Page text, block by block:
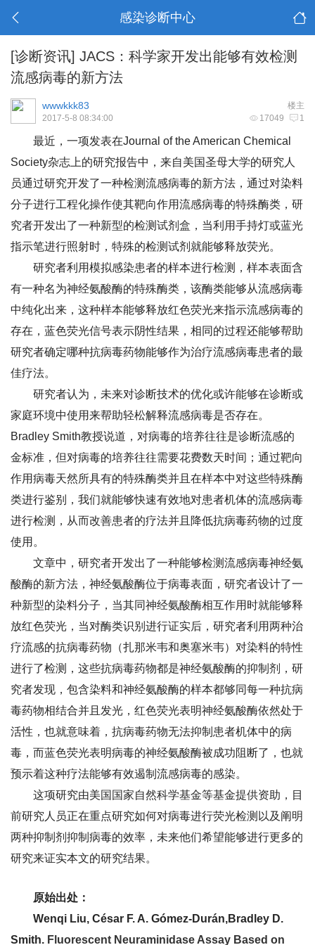
感染诊断中心
[诊断资讯] JACS：科学家开发出能够有效检测
流感病毒的新方法
楼主
wwwkkk83
17049 1
2017-5-8 08:34:00
最近，一项发表在Journal of the American Chemical
Society杂志上的研究报告中，来自美国圣母大学的研究人
员通过研究开发了一种检测流感病毒的新方法，通过对染料
分子进行工程化操作使其靶向作用流感病毒的特殊酶类，研
究者开发出了一种新型的检测试剂盒，当利用手持灯或蓝光
指示笔进行照射时，特殊的检测试剂就能够释放荧光。
研究者利用模拟感染患者的样本进行检测，样本表面含
有一种名为神经氨酸酶的特殊酶类，该酶类能够从流感病毒
中纯化出来，这种样本能够释放红色荧光来指示流感病毒的
存在，蓝色荧光信号表示阴性结果，相同的过程还能够帮助
研究者确定哪种抗病毒药物能够作为治疗流感病毒患者的最
佳疗法。
研究者认为，未来对诊断技术的优化或许能够在诊断或
家庭环境中使用来帮助轻松解释流感病毒是否存在。
Bradley Smith教授说道，对病毒的培养往往是诊断流感的
金标准，但对病毒的培养往往需要花费数天时间；通过靶向
作用病毒天然所具有的特殊酶类并且在样本中对这些特殊酶
类进行鉴别，我们就能够快速有效地对患者机体的流感病毒
进行检测，从而改善患者的疗法并且降低抗病毒药物的过度
使用。
文章中，研究者开发出了一种能够检测流感病毒神经氨
酸酶的新方法，神经氨酸酶位于病毒表面，研究者设计了一
种新型的染料分子，当其同神经氨酸酶相互作用时就能够释
放红色荧光，当对酶类识别进行证实后，研究者利用两种治
疗流感的抗病毒药物（扎那米韦和奥塞米韦）对染料的特性
进行了检测，这些抗病毒药物都是神经氨酸酶的抑制剂，研
究者发现，包含染料和神经氨酸酶的样本都够同每一种抗病
毒药物相结合并且发光，红色荧光表明神经氨酸酶依然处于
活性，也就意味着，抗病毒药物无法抑制患者机体中的病
毒，而蓝色荧光表明病毒的神经氨酸酶被成功阻断了，也就
预示着这种疗法能够有效遏制流感病毒的感染。
这项研究由美国国家自然科学基金等基金提供资助，目
前研究人员正在重点研究如何对病毒进行荧光检测以及阐明
两种抑制剂抑制病毒的效率，未来他们希望能够进行更多的
研究来证实本文的研究结果。
原始出处：
Wenqi Liu, César F. A. Gómez-Durán,Bradley D.
Smith. Fluorescent Neuraminidase Assay Based on